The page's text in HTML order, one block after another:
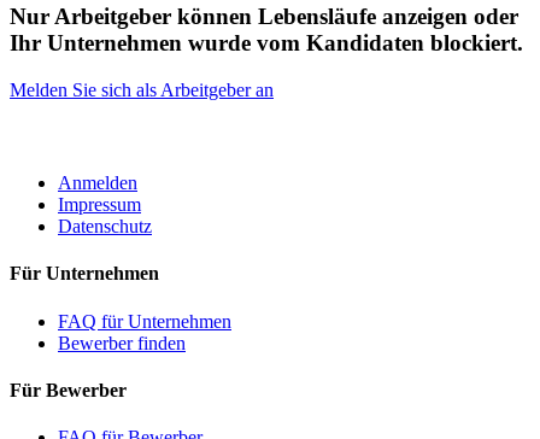
Nur Arbeitgeber können Lebensläufe anzeigen oder
Ihr Unternehmen wurde vom Kandidaten blockiert.
Melden Sie sich als Arbeitgeber an
Anmelden
Impressum
Datenschutz
Für Unternehmen
FAQ für Unternehmen
Bewerber finden
Für Bewerber